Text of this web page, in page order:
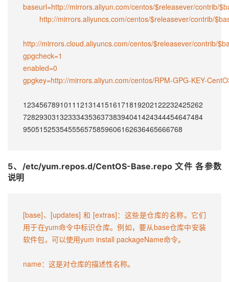
baseurl=http://mirrors.aliyun.com/centos/$releasever/contrib/
http://mirrors.cloud.aliyuncs.com/centos/$releasever/contrib/
gpgcheck=1
enabled=0
gpgkey=http://mirrors.aliyun.com/centos/RPM-GPG-KEY-
12345678910111213141516171819202122232425262
72829303132333435363738394041424344454647484
950515253545556575859606162636465666768
5、/etc/yum.repos.d/CentOS-Base.repo 文件 各参数
说明
[base]、[updates] 和 [extras]：这些是仓库的名称。它们
用于在yum命令中标识仓库。例如，要从base仓库中安装
软件包，可以使用yum install packageName命令。
name：这是对仓库的描述性名称。